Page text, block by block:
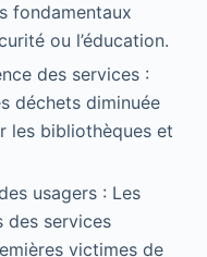
fondamentaux
ou l’éducation.
des services :
déchets diminuée
les bibliothèques et
usagers : Les
des services
victimes de